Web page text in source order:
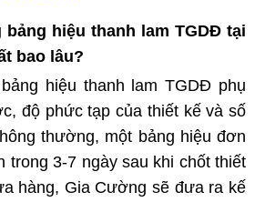
hiệu thanh lam TGDĐ tại
bao lâu?
hiệu thanh lam TGDĐ phụ
độ phức tạp của thiết kế và số
thường, một bảng hiệu đơn
trong 3-7 ngày sau khi chốt thiết
hàng, Gia Cường sẽ đưa ra kế